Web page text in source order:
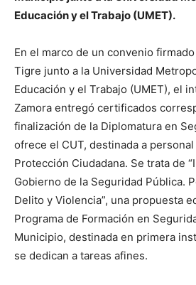
Educación y el Trabajo (UMET).
En el marco de un convenio
Tigre junto a la Universidad
Educación y el Trabajo (UMET), el
Zamora entregó certificados
finalización de la Diplomatura en
ofrece el CUT, destinada a
Protección Ciudadana. Se trata de
Gobierno de la Seguridad Pública.
Delito y Violencia”, una propuesta
Programa de Formación en
Municipio, destinada en primera
se dedican a tareas afines.